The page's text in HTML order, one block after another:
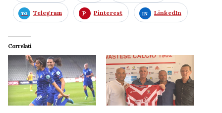
Telegram Pinterest LinkedIn
Correlati